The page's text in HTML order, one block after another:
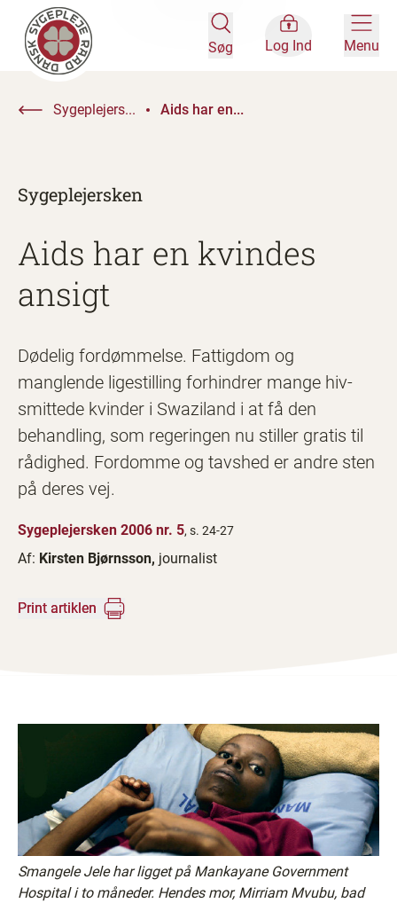
Søg Log Ind Menu
Sygeplejers... Aids har en...
Sygeplejersken
Aids har en kvindes
ansigt
Dødelig fordømmelse. Fattigdom og
manglende ligestilling forhindrer mange hiv-
smittede kvinder i Swaziland i at få den
behandling, som regeringen nu stiller gratis til
rådighed. Fordomme og tavshed er andre sten
på deres vej.
Sygeplejersken 2006 nr. 5, s. 24-27
Af: Kirsten Bjørnsson, journalist
Print artiklen
Smangele Jele har ligget på Mankayane Government
Hospital i to måneder. Hendes mor, Mirriam Mvubu, bad